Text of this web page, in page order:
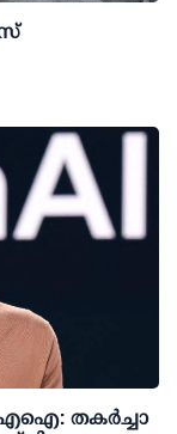
എഐ: തകര്‍ച്ചാ